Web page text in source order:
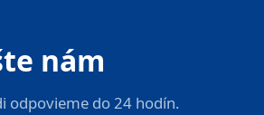
nám
odpovieme do 24 hodín.